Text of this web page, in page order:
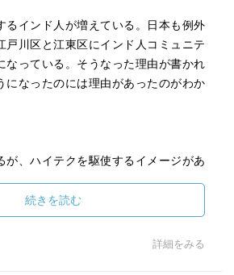
インド人が増えている。日本も例外
戸川区と江東区にインド人コミュニテ
なっている。そうなった理由が書かれ
になったのには理由があったのがわか
、ハイテクを駆使するイメージがあ
洋化した部分がありながらもその根底
ある日本人と相通じる部分があるよう
続きを読む
詳細をみる